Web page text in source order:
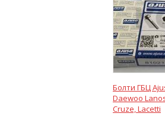
Болти ГБЦ
Daewoo
Cruze, Lacetti